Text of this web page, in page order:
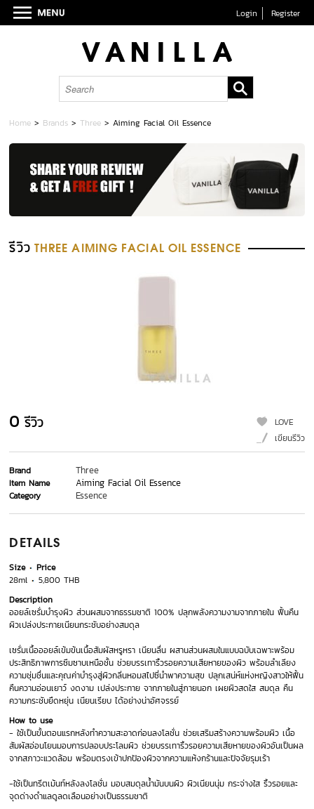
Login Register
Home > Brands >Three >Aiming Facial Oil Essence
รีวิว THREE AIMING FACIAL OIL ESSENCE
0 รีวิว
LOVE
เขียนรีวิว
Brand Three
Item Name Aiming Facial Oil Essence
Category Essence
DETAILS
Size
Price
28ml
5,800 THB
Description
ออยล์เซรั่มบำรุงผิว ส่วนผสมจากธรรมชาติ 100% ปลุกพลังความงามจากภายใน ฟื้นคืน
ผิวเปล่งประกายเนียนกระชับอย่างสมดุล
เซรั่มเนื้อออยล์เข้มข้นเนื้อสัมผัสหรูหรา เนียนลื่น ผสานส่วนผสมในแบบฉบับเฉพาะพร้อม
ประสิทธิภาพการซึมซาบเหนือชั้น ช่วยบรรเทาริ้วรอยความเสียหายของผิว พร้อมลำเลียง
ความชุ่มชื่นและคุณค่าบำรุงสู่ผิวกลิ่นหอมสไปซี่นำพาความสุข ปลุกเสน่ห์แห่งหญิงสาวให้ฟื้น
คืนความอ่อนเยาว์ งดงาม เปล่งประกาย จากภายในสู่ภายนอก เผยผิวสดใส สมดุล คืน
ความกระชับยืดหยุ่น เนียนเรียบ ได้อย่างน่าอัศจรรย์
How to use
- ใช้เป็นขั้นตอนแรกหลังทำความสะอาดก่อนลงโลชั่น ช่วยเสริมสร้างความพร้อมผิว เนื้อ
สัมผัสอ่อนโยนมอบการปลอบประโลมผิว ช่วยบรรเทาริ้วรอยความเสียหายของผิวอันเป็นผล
จากสภาวะแวดล้อม พร้อมตรงเข้าปกป้องผิวจากความแห้งกร้านและปัจจัยรุมเร้า
-ใช้เป็นทรีตเม้นท์หลังลงโลชั่น มอบสมดุลน้ำมันบนผิว ผิวเนียนนุ่ม กระจ่างใส ริ้วรอยและ
จุดด่างดำแลดูลดเลือนอย่างเป็นธรรมชาติ